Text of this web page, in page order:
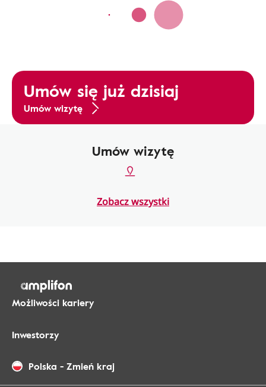
Umów się już dzisiaj
Umów wizytę
Umów wizytę
Zobacz wszystki
Możliwości kariery
Inwestorzy
Polska - Zmień kraj